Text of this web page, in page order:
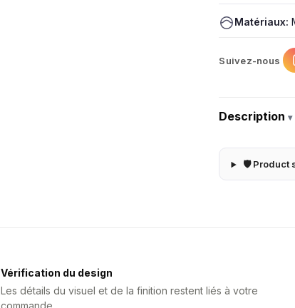
Matériaux:
Suivez-nous
Description▾
🛡 Product
Vérification du design
Les détails du visuel et de la finition restent liés à votre